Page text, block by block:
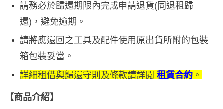
請務必於歸還期限內完成申請退貨(同退租歸
還)，避免逾期。
請將應還回之工具及配件使用原出貨所附的包裝
箱包裝妥當。
詳細租借與歸還守則及條款請詳閱 租賃合約 。
【商品介紹】